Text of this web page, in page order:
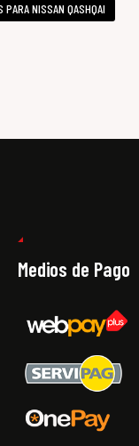
PARA NISSAN QASHQAI
Medios de Pago